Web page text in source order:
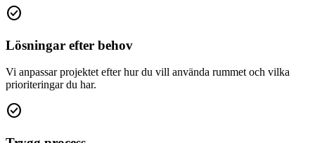
check_circle
Lösningar efter behov
Vi anpassar projektet efter hur du vill använda rummet och vilka
prioriteringar du har.
check_circle